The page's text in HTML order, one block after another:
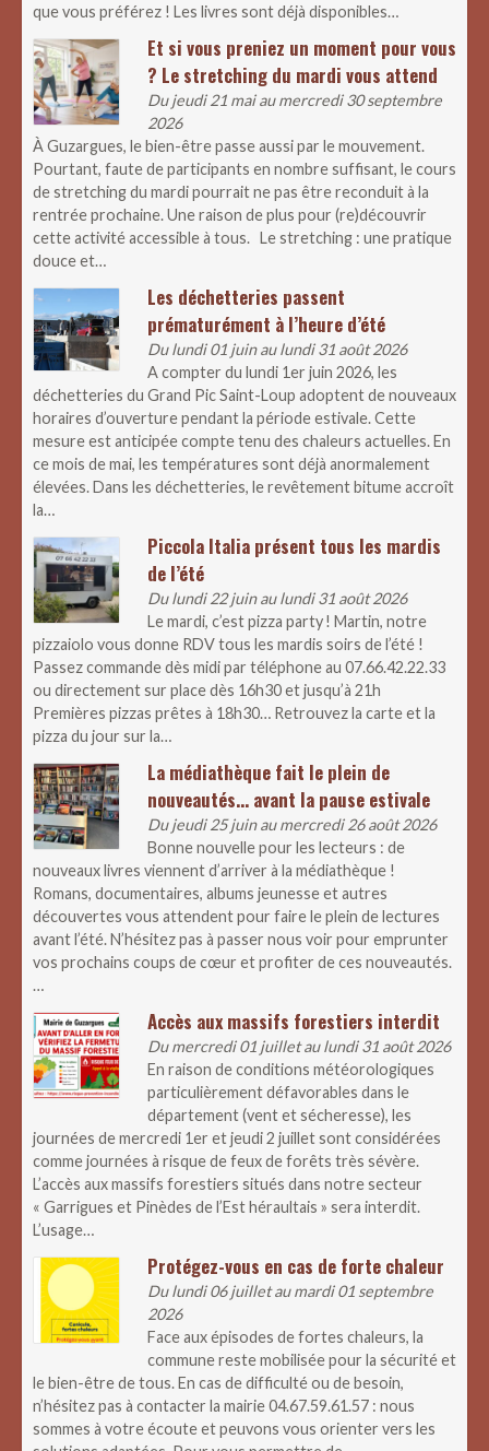
que vous préférez ! Les livres sont déjà disponibles…
Et si vous preniez un moment pour vous
? Le stretching du mardi vous attend
Du jeudi 21 mai au mercredi 30 septembre
2026
À Guzargues, le bien-être passe aussi par le mouvement.
Pourtant, faute de participants en nombre suffisant, le cours
de stretching du mardi pourrait ne pas être reconduit à la
rentrée prochaine. Une raison de plus pour (re)découvrir
cette activité accessible à tous. Le stretching : une pratique
douce et…
Les déchetteries passent
prématurément à l’heure d’été
Du lundi 01 juin au lundi 31 août 2026
A compter du lundi 1er juin 2026, les
déchetteries du Grand Pic Saint-Loup adoptent de nouveaux
horaires d’ouverture pendant la période estivale. Cette
mesure est anticipée compte tenu des chaleurs actuelles. En
ce mois de mai, les températures sont déjà anormalement
élevées. Dans les déchetteries, le revêtement bitume accroît
la…
Piccola Italia présent tous les mardis
de l’été
Du lundi 22 juin au lundi 31 août 2026
Le mardi, c’est pizza party ! Martin, notre
pizzaiolo vous donne RDV tous les mardis soirs de l’été !
Passez commande dès midi par téléphone au 07.66.42.22.33
ou directement sur place dès 16h30 et jusqu’à 21h
Premières pizzas prêtes à 18h30… Retrouvez la carte et la
pizza du jour sur la…
La médiathèque fait le plein de
nouveautés… avant la pause estivale
Du jeudi 25 juin au mercredi 26 août 2026
Bonne nouvelle pour les lecteurs : de
nouveaux livres viennent d’arriver à la médiathèque !
Romans, documentaires, albums jeunesse et autres
découvertes vous attendent pour faire le plein de lectures
avant l’été. N’hésitez pas à passer nous voir pour emprunter
vos prochains coups de cœur et profiter de ces nouveautés.
…
Accès aux massifs forestiers interdit
Du mercredi 01 juillet au lundi 31 août 2026
En raison de conditions météorologiques
particulièrement défavorables dans le
département (vent et sécheresse), les
journées de mercredi 1er et jeudi 2 juillet sont considérées
comme journées à risque de feux de forêts très sévère.
L’accès aux massifs forestiers situés dans notre secteur
« Garrigues et Pinèdes de l’Est héraultais » sera interdit.
L’usage…
Protégez-vous en cas de forte chaleur
Du lundi 06 juillet au mardi 01 septembre
2026
Face aux épisodes de fortes chaleurs, la
commune reste mobilisée pour la sécurité et
le bien-être de tous. En cas de difficulté ou de besoin,
n’hésitez pas à contacter la mairie 04.67.59.61.57 : nous
sommes à votre écoute et peuvons vous orienter vers les